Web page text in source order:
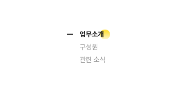
업무소개
구성원
관련 소식